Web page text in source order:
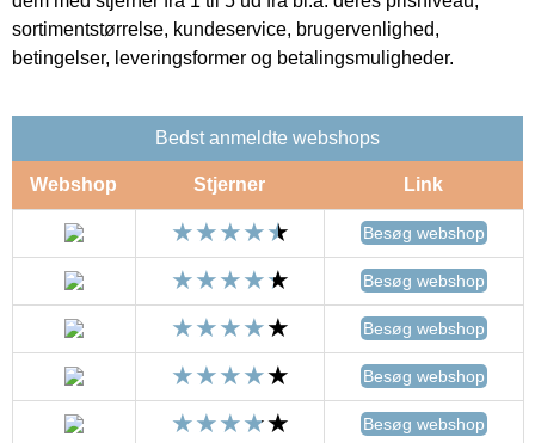
sortimentstørrelse, kundeservice, brugervenlighed,
betingelser, leveringsformer og betalingsmuligheder.
Bedst anmeldte webshops
Webshop Stjerner Link
Besøg webshop
Besøg webshop
Besøg webshop
Besøg webshop
Besøg webshop